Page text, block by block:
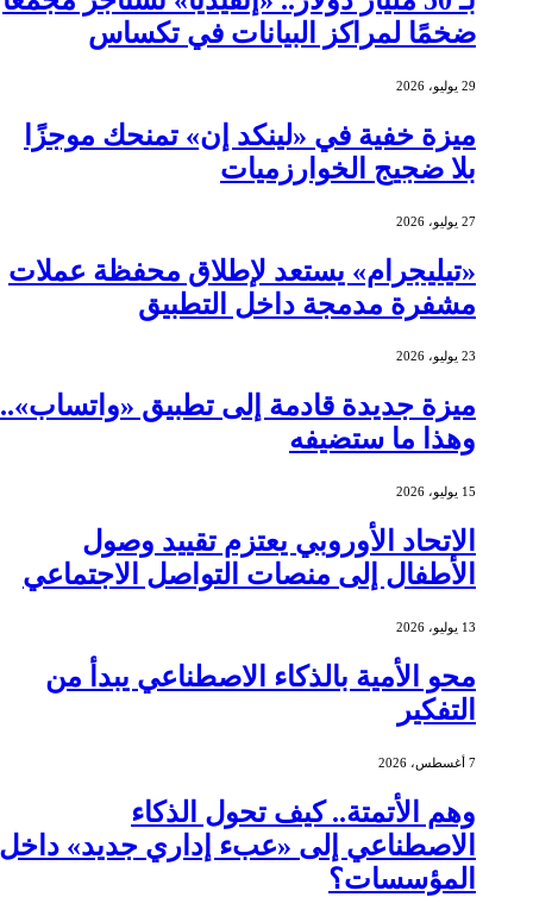
ضخمًا لمراكز البيانات في تكساس
29 يوليو، 2026
ميزة خفية في «لينكد إن» تمنحك موجزًا
بلا ضجيج الخوارزميات
27 يوليو، 2026
«تيليجرام» يستعد لإطلاق محفظة عملات
مشفرة مدمجة داخل التطبيق
23 يوليو، 2026
ميزة جديدة قادمة إلى تطبيق «واتساب»..
وهذا ما ستضيفه
15 يوليو، 2026
الاتحاد الأوروبي يعتزم تقييد وصول
الأطفال إلى منصات التواصل الاجتماعي
13 يوليو، 2026
محو الأمية بالذكاء الاصطناعي يبدأ من
التفكير
7 أغسطس، 2026
وهم الأتمتة.. كيف تحول الذكاء
الاصطناعي إلى «عبء إداري جديد» داخل
المؤسسات؟